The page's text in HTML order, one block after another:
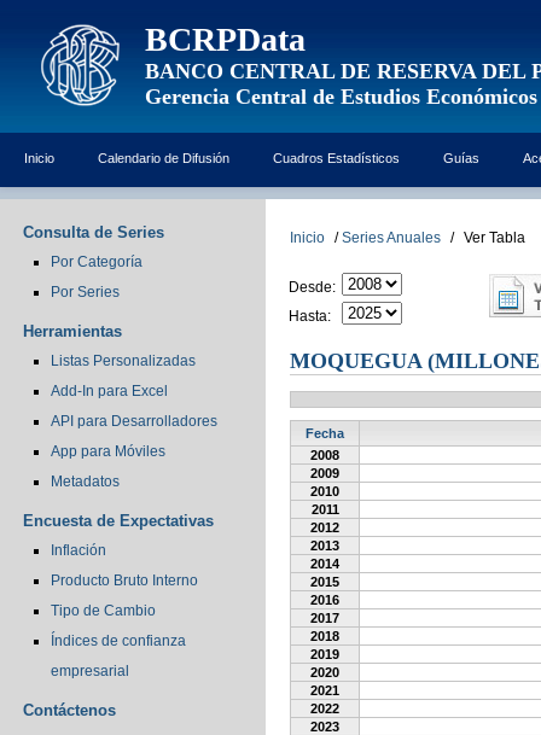
BCRPData
BANCO CENTRAL DE RESERVA DEL
Gerencia Central de Estudios Económicos
Inicio Calendario de Difusión Cuadros Estadísticos Guías
Consulta de Series
Por Categoría
Por Series
Herramientas
Listas Personalizadas
Add-In para Excel
API para Desarrolladores
App para Móviles
Metadatos
Encuesta de Expectativas
Inflación
Producto Bruto Interno
Tipo de Cambio
Índices de confianza
empresarial
Contáctenos
Inicio / Series Anuales / Ver Tabla
Desde:
Hasta:
MOQUEGUA
Fecha
2008
2009
2010
2011
2012
2013
2014
2015
2016
2017
2018
2019
2020
2021
2022
2023